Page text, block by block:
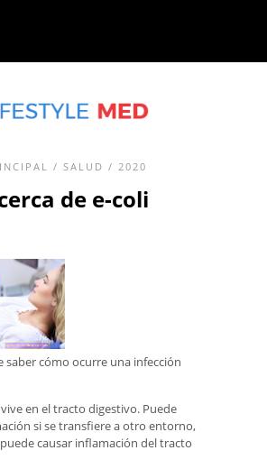
/ SALUD / 2020
de e-coli
saber cómo ocurre una infección
en el tracto digestivo. Puede
si se transfiere a otro entorno,
causar inflamación del tracto